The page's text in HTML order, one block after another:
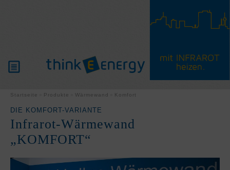
PRODUKTE
WISSENSWERTES
Startseite Produkte Wärmewand Komfort
DIE KOMFORT-VARIANTE
Infrarot-Wärmewand
„KOMFORT“